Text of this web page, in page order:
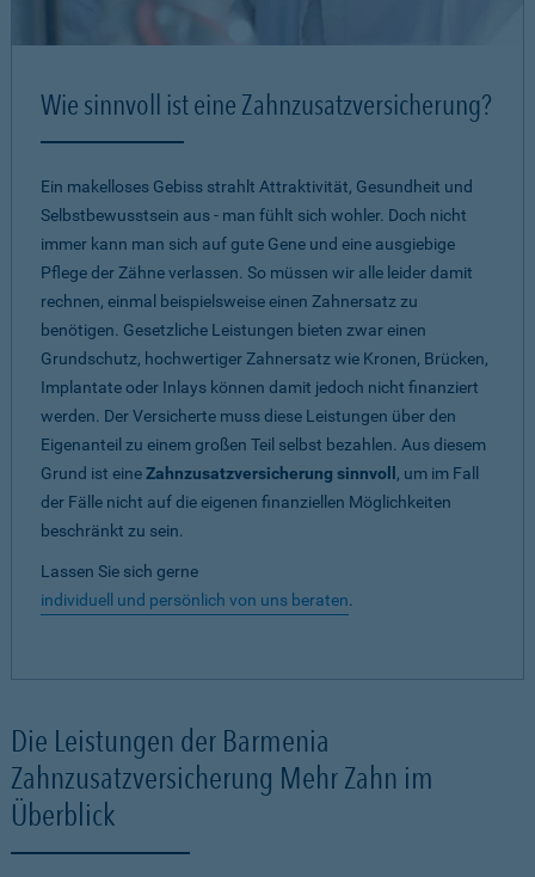
Wie sinnvoll ist eine Zahnzusatzversicherung?
Ein makelloses Gebiss strahlt Attraktivität, Gesundheit und
Selbstbewusstsein aus - man fühlt sich wohler. Doch nicht
immer kann man sich auf gute Gene und eine ausgiebige
Pflege der Zähne verlassen. So müssen wir alle leider damit
rechnen, einmal beispielsweise einen Zahnersatz zu
benötigen. Gesetzliche Leistungen bieten zwar einen
Grundschutz, hochwertiger Zahnersatz wie Kronen, Brücken,
Implantate oder Inlays können damit jedoch nicht finanziert
werden. Der Versicherte muss diese Leistungen über den
Eigenanteil zu einem großen Teil selbst bezahlen. Aus diesem
Grund ist eineZahnzusatzversicherung sinnvoll , um im Fall
der Fälle nicht auf die eigenen finanziellen Möglichkeiten
beschränkt zu sein.
Lassen Sie sich gerne
individuell und persönlich von uns beraten.
Die Leistungen der Barmenia
Zahnzusatzversicherung Mehr Zahn im
Überblick